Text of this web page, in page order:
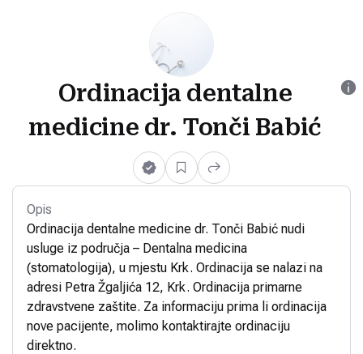
Ordinacija dentalne
medicine dr. Tonči Babić
Opis
Ordinacija dentalne medicine dr. Tonči Babić nudi
usluge iz područja – Dentalna medicina
(stomatologija), u mjestu Krk. Ordinacija se nalazi na
adresi Petra Žgaljića 12, Krk. Ordinacija primarne
zdravstvene zaštite. Za informaciju prima li ordinacija
nove pacijente, molimo kontaktirajte ordinaciju
direktno.